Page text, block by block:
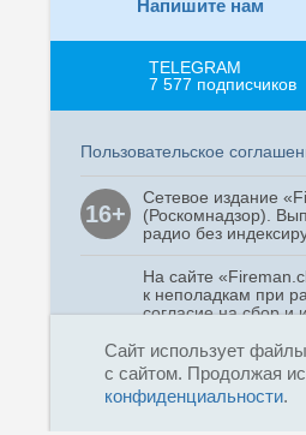
Напишите нам
TELEGRAM
7 577 подписчиков
Пользовательское
16+
Сетевое издание
(Роскомнадзор).
радио без
На сайте
к неполадкам при
согласие на сбор и
Copyright © 2015 - 2026
«Fireman.club»
Сайт использует
с сайтом. Продолжая
конфиденциальности.